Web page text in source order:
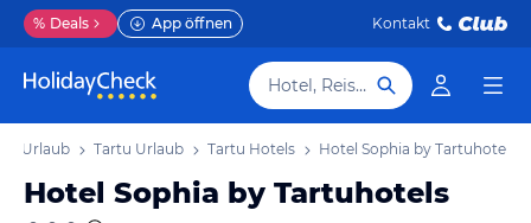
% Deals App öffnen Kontakt
Hotel, Reiseziel
Urlaub Tartu Urlaub Tartu Hotels Hotel Sophia by Tartuhotels
Hotel Sophia by Tartuhotels